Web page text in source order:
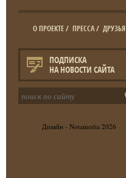
О ПРОЕКТЕ/ ПРЕССА/ ДРУЗЬЯ
ПОДПИСКА
НА НОВОСТИ САЙТА
Дизайн - Notamedia 2026